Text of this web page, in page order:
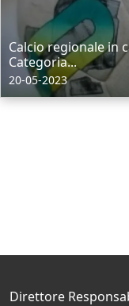
Calcio regionale in
Categoria...
20-05-2023
Direttore